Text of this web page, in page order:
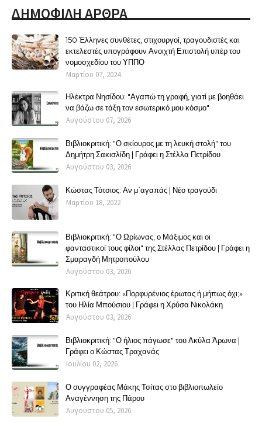
ΔΗΜΟΦΙΛΗ ΑΡΘΡΑ
150 Έλληνες συνθέτες, στιχουργοί, τραγουδιστές και
εκτελεστές υπογράφουν Ανοιχτή Επιστολή υπέρ του
νομοσχεδίου του ΥΠΠΟ
Μαρτίου 07, 2024
Ηλέκτρα Νησίδου: "Αγαπώ τη γραφή, γιατί με βοηθάει
να βάζω σε τάξη τον εσωτερικό μου κόσμο"
Αυγούστου 07, 2026
Βιβλιοκριτική: "Ο σκίουρος με τη λευκή στολή" του
Δημήτρη Σακισλίδη | Γράφει η Στέλλα Πετρίδου
Αυγούστου 03, 2026
Κώστας Τότσιος: Αν μ΄αγαπάς | Νέο τραγούδι
Μαρτίου 18, 2022
Βιβλιοκριτική: "Ο Ωρίωνας, ο Μάξιμος και οι
φανταστικοί τους φίλοι" της Στέλλας Πετρίδου | Γράφει η
Σμαραγδή Μητροπούλου
Αυγούστου 03, 2026
Κριτική θεάτρου: «Πορφυρένιος έρωτας ή μήπως όχι;»
του Ηλία Μπούσιου | Γράφει η Χρύσα Νικολάκη
Αυγούστου 03, 2026
Βιβλιοκριτική: "Ο ήλιος πάγωσε" του Ακύλα Άρωνα |
Γράφει ο Κώστας Τραχανάς
Ιουλίου 02, 2026
Ο συγγραφέας Μάκης Τσίτας στο βιβλιοπωλείο
Αναγέννηση της Πάρου
Αυγούστου 05, 2026